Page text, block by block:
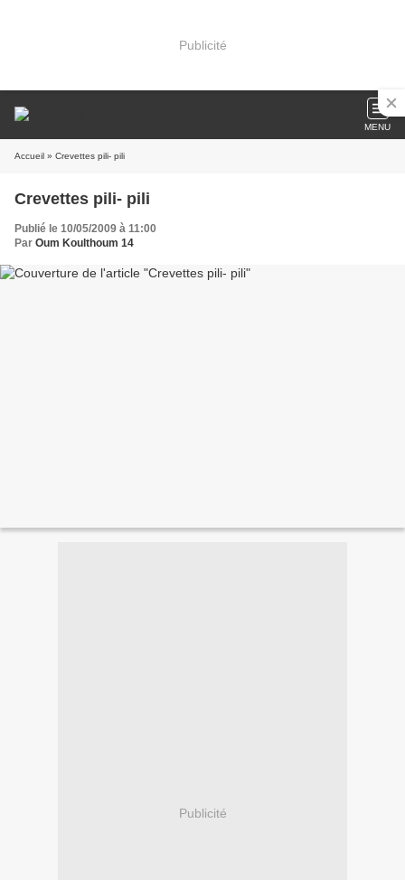
Publicité
MENU
Accueil » Crevettes pili- pili
Crevettes pili- pili
Publié le 10/05/2009 à 11:00
Par Oum Koulthoum 14
Publicité